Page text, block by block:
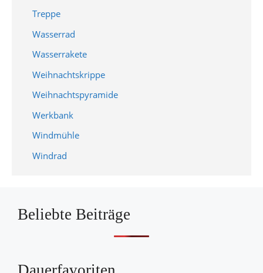
Treppe
Wasserrad
Wasserrakete
Weihnachtskrippe
Weihnachtspyramide
Werkbank
Windmühle
Windrad
Beliebte Beiträge